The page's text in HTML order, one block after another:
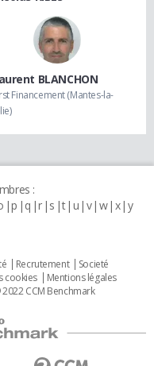
BLANCHON
Financement (Mantes-la-
:
p q r s t u v w x y
Recrutement
Societé
cookies
Mentions légales
CCM Benchmark